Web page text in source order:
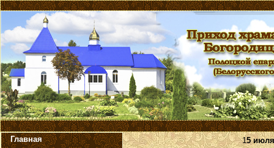
Главная
15